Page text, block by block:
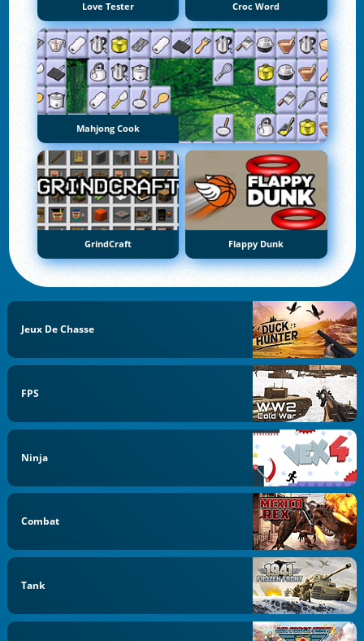
Love Tester Croc Word
Mahjong Cook
GrindCraft Flappy Dunk
Jeux De Chasse
FPS
Ninja
Combat
Tank